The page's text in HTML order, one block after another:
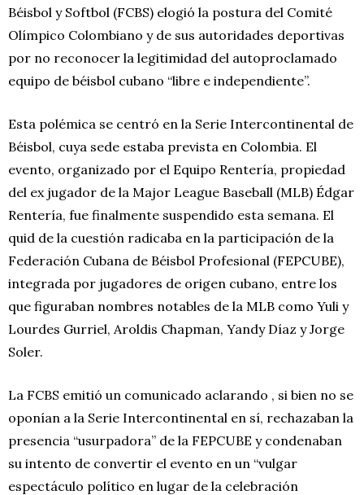
Béisbol y Softbol (FCBS) elogió la postura del Comité
Olímpico Colombiano y de sus autoridades deportivas
por no reconocer la legitimidad del autoproclamado
equipo de béisbol cubano “libre e independiente”.
Esta polémica se centró en la Serie Intercontinental de
Béisbol, cuya sede estaba prevista en Colombia. El
evento, organizado por el Equipo Rentería, propiedad
del ex jugador de la Major League Baseball (MLB) Édgar
Rentería, fue finalmente suspendido esta semana. El
quid de la cuestión radicaba en la participación de la
Federación Cubana de Béisbol Profesional (FEPCUBE),
integrada por jugadores de origen cubano, entre los
que figuraban nombres notables de la MLB como Yuli y
Lourdes Gurriel, Aroldis Chapman, Yandy Díaz y Jorge
Soler.
La FCBS emitió un comunicado aclarando , si bien no se
oponían a la Serie Intercontinental en sí, rechazaban la
presencia “usurpadora” de la FEPCUBE y condenaban
su intento de convertir el evento en un “vulgar
espectáculo político en lugar de la celebración